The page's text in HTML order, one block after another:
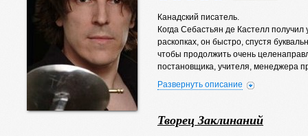
Канадский писатель.
Когда Себастьян де Кастелл
раскопках, он быстро, спустя
чтобы продолжить очень
постановщика, учителя, менеджера
дилетантизме заключается в том,
деятельности играет определенную
премии Goodreads Choice Award за
Писатель проживает в Ванкувере
Развернуть описание
Творец Заклинаний